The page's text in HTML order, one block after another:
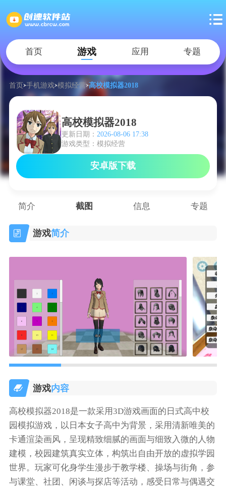
首页 游戏 应用 专题
首页 手机游戏 模拟经营 高校模拟器2018
高校模拟器2018
更新日期： 2026-08-06 17:38
游戏类型：模拟经营
安卓版下载
简介 截图 信息 专题
游戏简介
游戏内容
高校模拟器2018是一款采用3D游戏画面的日式高中校
园模拟游戏，以日本女子高中为背景，采用清新唯美的
卡通渲染画风，呈现精致细腻的画面与细致入微的人物
建模，校园建筑真实立体，构筑出自由开放的虚拟学园
世界。玩家可化身学生漫步于教学楼、操场与街角，参
与课堂、社团、闲谈与探店等活动，感受日常与偶遇交